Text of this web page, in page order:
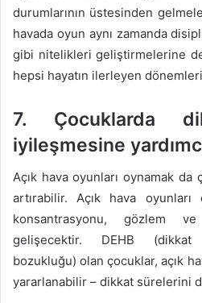
durumlarının üstesinden
havada oyun aynı zamanda
gibi nitelikleri geliştirmelerine
hepsi hayatın ilerleyen
7. Çocuklarda
iyileşmesine
Açık hava oyunları oynamak
artırabilir. Açık hava oyunları
konsantrasyonu, gözlem
gelişecektir. DEHB
bozukluğu) olan çocuklar, açık
yararlanabilir – dikkat sürelerini